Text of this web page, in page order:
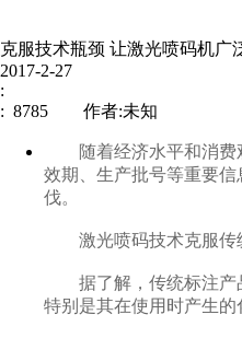
克服技术瓶颈 让激光喷码机广
2017-2-27
:
: 8785 作者:未知
随着经济水平和消
效期、生产批号等重要
伐。
激光喷码技术克服传
据了解，传统标注产品
特别是其在使用时产生